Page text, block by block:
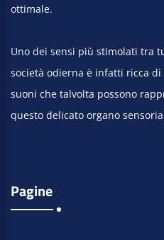
ottimale.
Uno dei sensi più stimolati tra
società odierna è infatti ricca
suoni che talvolta possono
questo delicato organo
Pagine